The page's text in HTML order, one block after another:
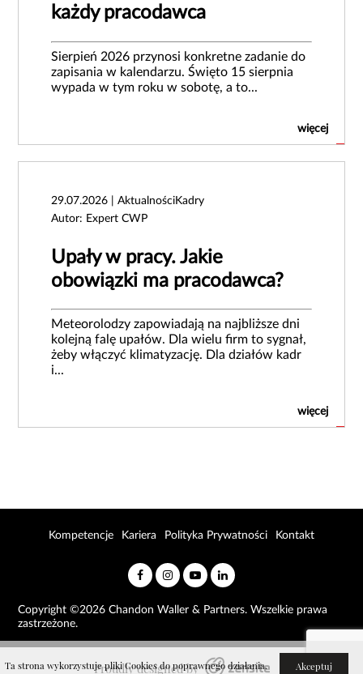
Ta strona wykorzystuje pliki Cookies do poprawnego działania. Akceptuj
każdy pracodawca
Sierpień 2026 przynosi konkretne zadanie do
zapisania w kalendarzu. Święto 15 sierpnia
wypada w tym roku w sobotę, a to...
więcej
29.07.2026 | AktualnościKadry
Autor: Expert CWP
Upały w pracy. Jakie
obowiązki ma pracodawca?
Meteorolodzy zapowiadają na najbliższe dni
kolejną falę upałów. Dla wielu firm to sygnał,
żeby włączyć klimatyzację. Dla działów kadr
i...
więcej
Copyright ©2026 Chandon Waller & Partners. Wszelkie prawa
zastrzeżone.
Kompetencje Kariera Polityka Prywatności Kontakt
Proudly designed by